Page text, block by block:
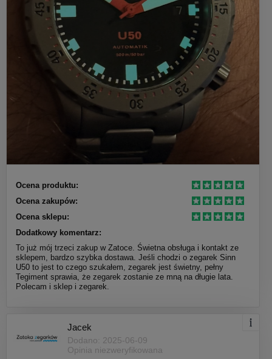
Ocena produktu:
Ocena zakupów:
Ocena sklepu:
Dodatkowy komentarz:
To już mój trzeci zakup w Zatoce. Świetna obsługa i kontakt ze
sklepem, bardzo szybka dostawa. Jeśli chodzi o zegarek Sinn
U50 to jest to czego szukałem, zegarek jest świetny, pełny
Tegiment sprawia, że zegarek zostanie ze mną na długie lata.
Polecam i sklep i zegarek.
Jacek
Dodano: 2025-06-09
Opinia niezweryfikowana